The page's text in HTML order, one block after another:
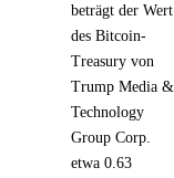
beträgt der Wert
des Bitcoin-
Treasury von
Trump Media &
Technology
Group Corp.
etwa 0.63